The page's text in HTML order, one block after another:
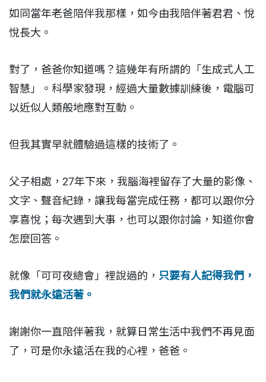
如同當年老爸陪伴我那樣，如今由我陪伴著君君、悅
悅長大。
對了，爸爸你知道嗎？這幾年有所謂的「生成式人工
智慧」。科學家發現，經過大量數據訓練後，電腦可
以近似人類般地應對互動。
但我其實早就體驗過這樣的技術了。
父子相處，27年下來，我腦海裡留存了大量的影像、
文字、聲音紀錄，讓我每當完成任務，都可以跟你分
享喜悅；每次遇到大事，也可以跟你討論，知道你會
怎麼回答。
就像「可可夜總會」裡說過的， 只要有人記得我們，
我們就永遠活著。
謝謝你一直陪伴著我，就算日常生活中我們不再見面
了，可是你永遠活在我的心裡，爸爸。